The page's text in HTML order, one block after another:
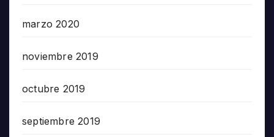
marzo 2020
noviembre 2019
octubre 2019
septiembre 2019